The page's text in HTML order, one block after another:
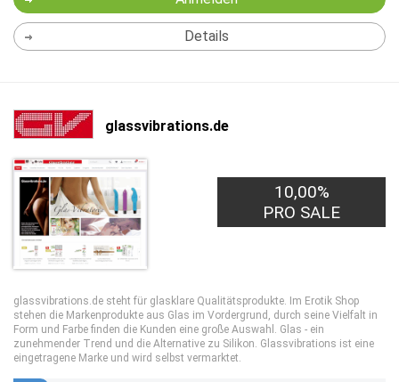
Details
glassvibrations.de
10,00%
PRO SALE
glassvibrations.de steht für glasklare Qualitätsprodukte. Im Erotik Shop
stehen die Markenprodukte aus Glas im Vordergrund, durch seine Vielfalt in
Form und Farbe finden die Kunden eine große Auswahl. Glas - ein
zunehmender Trend und die Alternative zu Silikon. Glassvibrations ist eine
eingetragene Marke und wird selbst vermarktet.